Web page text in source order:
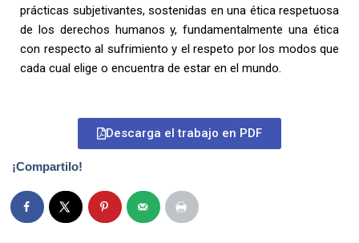
prácticas subjetivantes, sostenidas en una ética respetuosa
de los derechos humanos y, fundamentalmente una ética
con respecto al sufrimiento y el respeto por los modos que
cada cual elige o encuentra de estar en el mundo.
Descarga el trabajo en PDF
¡Compartilo!